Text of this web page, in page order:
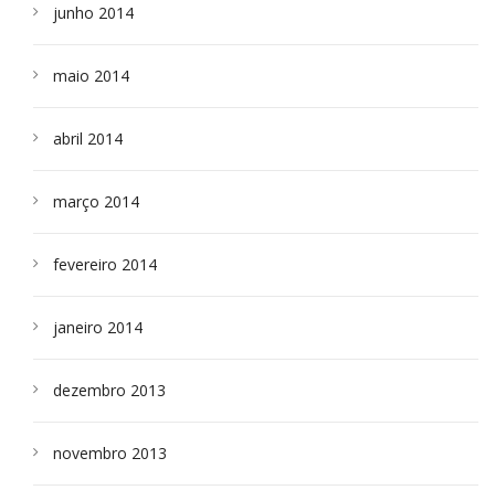
junho 2014
maio 2014
abril 2014
março 2014
fevereiro 2014
janeiro 2014
dezembro 2013
novembro 2013